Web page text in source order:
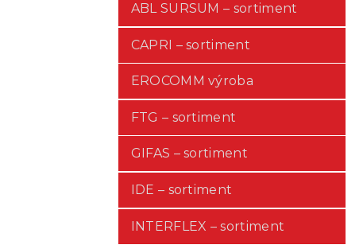
ABL SURSUM – sortiment
CAPRI – sortiment
EROCOMM výroba
FTG – sortiment
GIFAS – sortiment
IDE – sortiment
INTERFLEX – sortiment